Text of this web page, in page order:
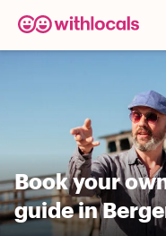
Book your
guide in